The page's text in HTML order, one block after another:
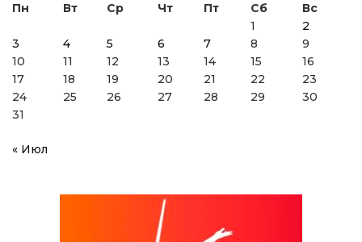
Пн
Вт Ср Чт Пт Сб
Вс
1
2
3
4 5 6 7 8
9
10
11 12 13 14 15
16
17
18 19 20 21 22
23
24
25 26 27 28 29
30
31
« Июл